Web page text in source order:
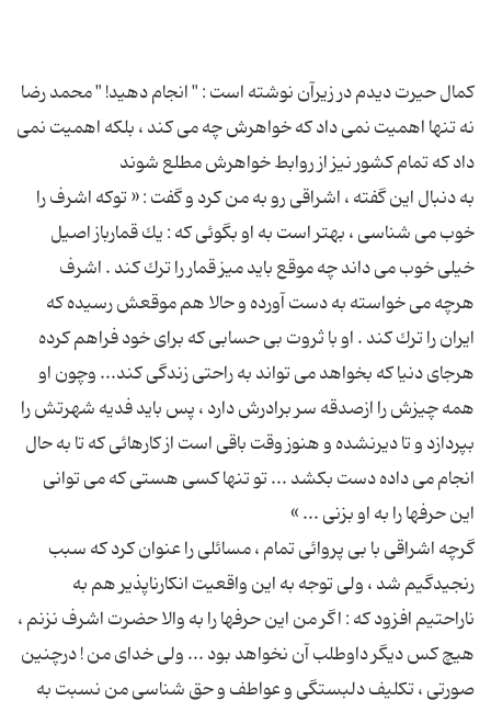
كمال حیرت دیدم در زیرآن نوشته است : " انجام دهید! " محمد رضا
نه تنها اهمیت نمی داد كه خواهرش چه می كند ، بلكه اهمیت نمی
به دنبال این گفته ، اشراقی رو به من كرد و گفت : « توكه اشرف را
خوب می شناسی ، بهتر است به او بگوئی كه : یك قمارباز اصیل
خیلی خوب می داند چه موقع باید میز قمار را ترك كند . اشرف
هرچه می خواسته به دست آورده و حالا هم موقعش رسیده كه
ایران را ترك كند . او با ثروت بی حسابی كه برای خود فراهم كرده
هرجای دنیا كه بخواهد می تواند به راحتی زندگی كند... وچون او
همه چیزش را ازصدقه سر برادرش دارد ، پس باید فدیه شهرتش را
بپردازد و تا دیرنشده و هنوز وقت باقی است از كارهائی كه تا به حال
انجام می داده دست بكشد ... تو تنها كسی هستی كه می توانی
گرچه اشراقی با بی پروائی تمام ، مسائلی را عنوان كرد كه سبب
رنجیدگیم شد ، ‌ولی توجه به این واقعیت انكارناپذیر هم به
ناراحتیم افزود كه : اگر من این حرفها را به والا حضرت اشرف نزنم ،
هیچ كس دیگر داوطلب آن نخواهد بود ... ولی خدای من ! درچنین
صورتی ، تكلیف دلبستگی و عواطف و حق شناسی من نسبت به